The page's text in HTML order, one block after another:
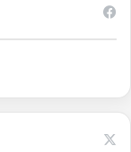
r
: